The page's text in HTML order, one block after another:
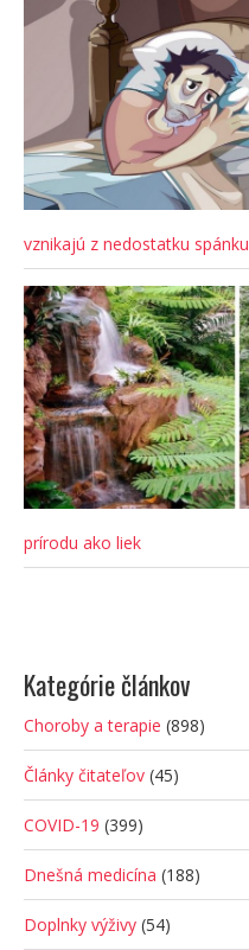
vznikajú z nedostatku spánku
prírodu ako liek
Kategórie článkov
Choroby a terapie (898)
Články čitateľov (45)
COVID-19 (399)
Dnešná medicína (188)
Doplnky výživy (54)